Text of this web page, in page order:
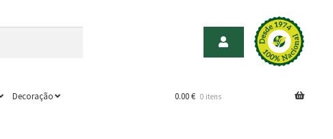
Decoração 0.00€ 0 itens